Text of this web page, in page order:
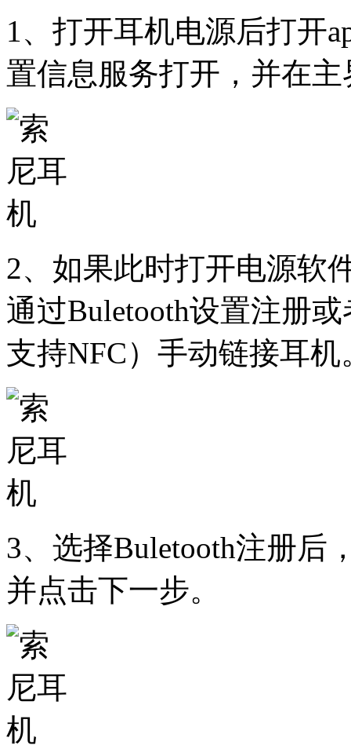
1、打开耳机电源后打开
置信息服务打开，并在
2、如果此时打开电源软
通过Buletooth设置注册
支持NFC）手动链接耳机
3、选择Buletooth注册后
并点击下一步。